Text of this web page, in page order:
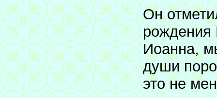
Он
рождения
Иоанна,
души
это не